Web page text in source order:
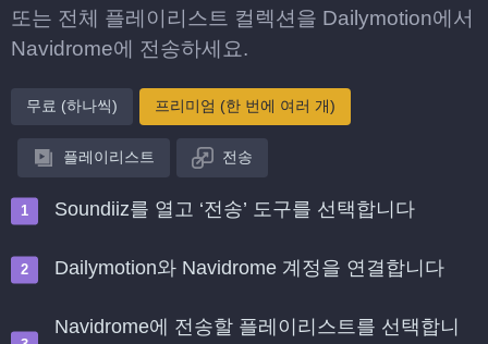
또는 전체 플레이리스트 컬렉션을 Dailymotion에서
Navidrome에 전송하세요.
무료 (하나씩) 프리미엄 (한 번에 여러 개)
플레이리스트 전송
Soundiiz를 열고 ‘전송’ 도구를 선택합니다
Dailymotion와 Navidrome 계정을 연결합니다
Navidrome에 전송할 플레이리스트를 선택합니